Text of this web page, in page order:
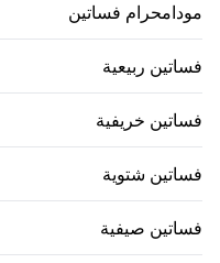
مودامحرام فساتين
فساتين ربيعية
فساتين خريفية
فساتين شتوية
فساتين صيفية